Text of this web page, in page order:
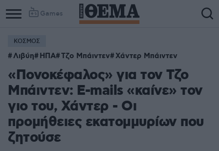
Games
ΚΟΣΜΟΣ
Λιβύη ΗΠΑ Τζο Μπάιντεν Χάντερ Μπάιντεν
«Πονοκέφαλος» για τον Τζο
Μπάιντεν: E-mails «καίνε» τον
γιο του, Χάντερ - Οι
προμήθειες εκατομμυρίων που
ζητούσε